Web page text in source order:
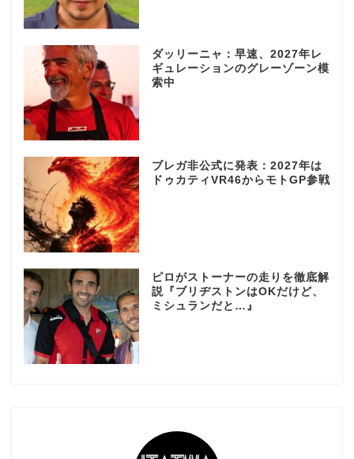
ダッリーニャ：早速、2027年レ
ギュレーションのグレーゾーン模
索中
ブレガ非公式に発表：2027年は
ドゥカティVR46からモトGP参戦
ピロがストーナーの走りを徹底解
説『ブリヂストンはOKだけど、
ミシュランだと…』